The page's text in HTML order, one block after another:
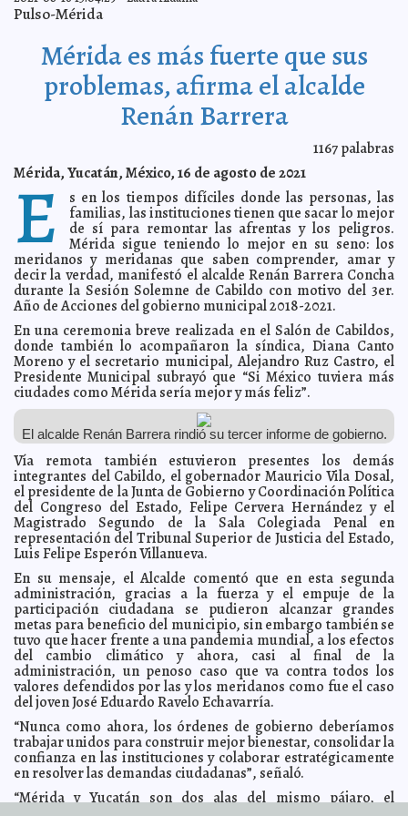
2021-08-30 12:34:21 Contribuye Infonavit al mejoramiento urbano de
2021-08-30 12:11:59 Nuevos inquilinos en el Parque Zoológico Del
Centenario, producto de un intercambio de especies Laura Aldama
2021-08-29 11:18:19 Yucatán cuenta con su propia “Pig Beach” A7
Iniciativa Privada en México y la Comunidad de
Investigación, Ciencia y Tecnología, innovando con visión al 2030
Escándalo en el INCAY: Director de Servicios Integrales
se sirve con la "cuchara grande" A7
El alcalde Renán Barrera Concha inaugura nuevas
calles en la colonia Emiliano Zapata Sur III Laura Aldama
2021-08-26 17:34:42 Personas de 40 a 49 años de 18 municipios recibirán
2a. dosis de vacuna contra COVID-19, a partir del 1 de septiembre
Claudia Sofía Gómez Infante
2021-08-26 12:52:48 Detiene Guardia Nacional a mujer con casi medio millón
de pesos sin comprobar Kamila López
2021-08-26 12:48:33 Protección Civil informa del desarrollo de la 9a.
depresión tropical en el mar Caribe
2021-08-25 15:29:35 Congreso de Yucatán aprueba el matrimonio igualitario
A7
2021-08-23 07:52:41 AMLO se deslinda de acusaciones de Anaya; dice que
ya le llegó citatorio al panista A7
2021-08-23 07:38:13 “Así lo ordenó AMLO”: Ricardo Anaya podría exiliarse
de México tras citatorio al Reclusorio Norte
Recorren el sur del estado voluntarios de Cruz Roja
Mexicana Jorge Armando León Borges
2021-08-20 13:36:52 Con acciones y programas solidarios, el Ayuntamiento
avanza en la reactivación económica y apoya la producción y el
consumo local Carmen Alicia Briceño Sánchez
2021-08-20 13:24:01 Japay trabaja sin descanso para regularizar el servicio
afectado por "Grace" Kamila López
2021-08-20 09:00:59 Ya se restableció servicio eléctrico a 93% de usuarios
afectados por "Grace" en Yucatán: CFEA7
2021-08-18 17:32:55 Suspenden actividades laborales en Yucatán, ante
paso del huracán "Grace" Kamila López
2021-08-18 15:58:18 Cancelan 66 vuelos desde y hacia Cancún por paso de
"Grace"
2021-08-18 15:53:13 Ejército Mexicano despliega un agrupamiento de
Ingenieros para casos de desastres, por paso de "Grace" Jorge Armando
León Borges
2021-08-18 14:08:32 Vila agradece esfuerzo conjunto federal y estatal por
justicia para José Eduardo en reunión con Gabinete de Seguridad
Federal Claudia Sofía Gómez Infante
2021-08-18 13:24:58 Instalan sesión permanente del Consejo Municipal de
Protección Civil ante la cercanía del huracán “Grace” Claudia Sofía Gómez
Infante
Pulso-Mérida
Mérida es más fuerte que sus
problemas, afirma el alcalde
Renán Barrera
1167palabras
Mérida, Yucatán, México, 16 de agosto de 2021
E s en los tiempos difíciles donde las personas, las
familias, las instituciones tienen que sacar lo mejor
de sí para remontar las afrentas y los peligros.
Mérida sigue teniendo lo mejor en su seno: los
meridanos y meridanas que saben comprender, amar y
decir la verdad, manifestó el alcalde Renán Barrera Concha
durante la Sesión Solemne de Cabildo con motivo del 3er.
Año de Acciones del gobierno municipal 2018-2021.
En una ceremonia breve realizada en el Salón de Cabildos,
donde también lo acompañaron la síndica, Diana Canto
Moreno y el secretario municipal, Alejandro Ruz Castro, el
Presidente Municipal subrayó que “Si México tuviera más
ciudades como Mérida sería mejor y más feliz”.
El alcalde Renán Barrera rindió su tercer informe de gobierno.
Vía remota también estuvieron presentes los demás
integrantes del Cabildo, el gobernador Mauricio Vila Dosal,
el presidente de la Junta de Gobierno y Coordinación Política
del Congreso del Estado, Felipe Cervera Hernández y el
Magistrado Segundo de la Sala Colegiada Penal en
representación del Tribunal Superior de Justicia del Estado,
Luis Felipe Esperón Villanueva.
En su mensaje, el Alcalde comentó que en esta segunda
administración, gracias a la fuerza y el empuje de la
participación ciudadana se pudieron alcanzar grandes
metas para beneficio del municipio, sin embargo también se
tuvo que hacer frente a una pandemia mundial, a los efectos
del cambio climático y ahora, casi al final de la
administración, un penoso caso que va contra todos los
valores defendidos por las y los meridanos como fue el caso
del joven José Eduardo Ravelo Echavarría.
“Nunca como ahora, los órdenes de gobierno deberíamos
trabajar unidos para construir mejor bienestar, consolidar la
confianza en las instituciones y colaborar estratégicamente
en resolver las demandas ciudadanas”, señaló.
“Mérida y Yucatán son dos alas del mismo pájaro, el